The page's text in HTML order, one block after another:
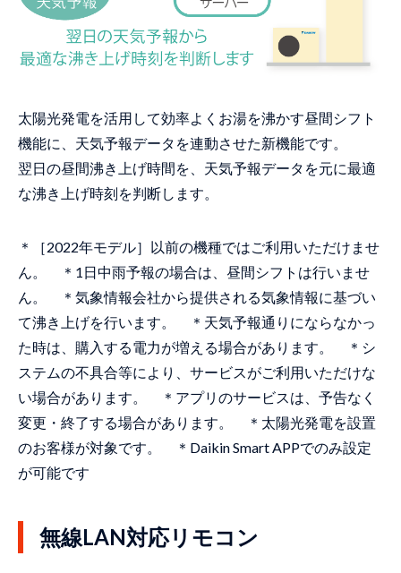
太陽光発電を活用して効率よくお湯を沸かす昼間シフト
機能に、天気予報データを連動させた新機能です。
翌日の昼間沸き上げ時間を、天気予報データを元に最適
な沸き上げ時刻を判断します。
＊［2022年モデル］以前の機種ではご利用いただけませ
ん。 ＊1日中雨予報の場合は、昼間シフトは行いませ
ん。 ＊気象情報会社から提供される気象情報に基づい
て沸き上げを行います。 ＊天気予報通りにならなかっ
た時は、購入する電力が増える場合があります。 ＊シ
ステムの不具合等により、サービスがご利用いただけな
い場合があります。 ＊アプリのサービスは、予告なく
変更・終了する場合があります。 ＊太陽光発電を設置
のお客様が対象です。 ＊Daikin Smart APPでのみ設定
が可能です
無線LAN対応リモコン